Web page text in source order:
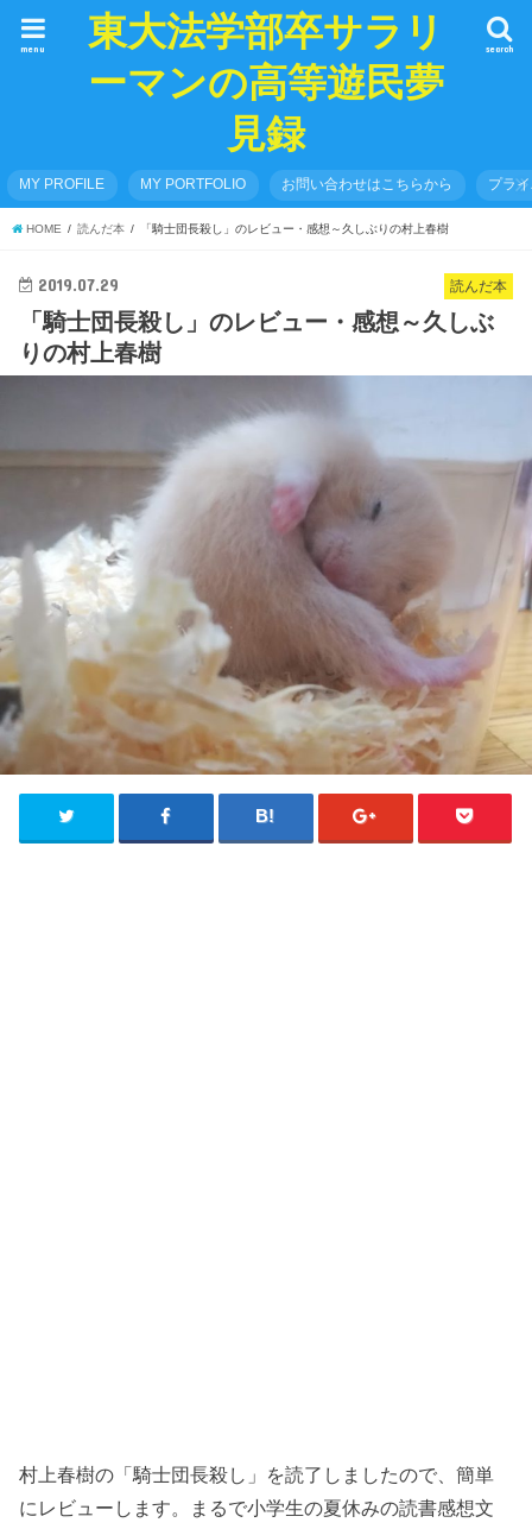
東大法学部卒サラリ
ーマンの高等遊民夢
見録
search
menu
MY PROFILE MY PORTFOLIO お問い合わせはこちらから プラ
HOME 読んだ本 「騎士団長殺し」のレビュー・感想～久しぶりの村上春樹
読んだ本
2019.07.29
「騎士団長殺し」のレビュー・感想～久しぶ
りの村上春樹
村上春樹の「騎士団長殺し」を読了しましたので、簡単
にレビューします。まるで小学生の夏休みの読書感想文